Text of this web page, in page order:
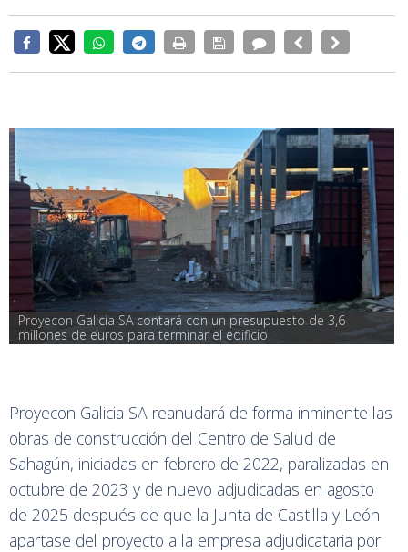
Proyecon Galicia SA contará con un presupuesto de 3,6
millones de euros para terminar el edificio
Proyecon Galicia SA reanudará de forma inminente las
obras de construcción del Centro de Salud de
Sahagún, iniciadas en febrero de 2022, paralizadas en
octubre de 2023 y de nuevo adjudicadas en agosto
de 2025 después de que la Junta de Castilla y León
apartase del proyecto a la empresa adjudicataria por